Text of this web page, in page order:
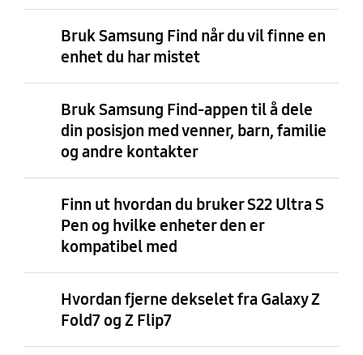
Bruk Samsung Find når du vil finne en
enhet du har mistet
Bruk Samsung Find-appen til å dele
din posisjon med venner, barn, familie
og andre kontakter
Finn ut hvordan du bruker S22 Ultra S
Pen og hvilke enheter den er
kompatibel med
Hvordan fjerne dekselet fra Galaxy Z
Fold7 og Z Flip7